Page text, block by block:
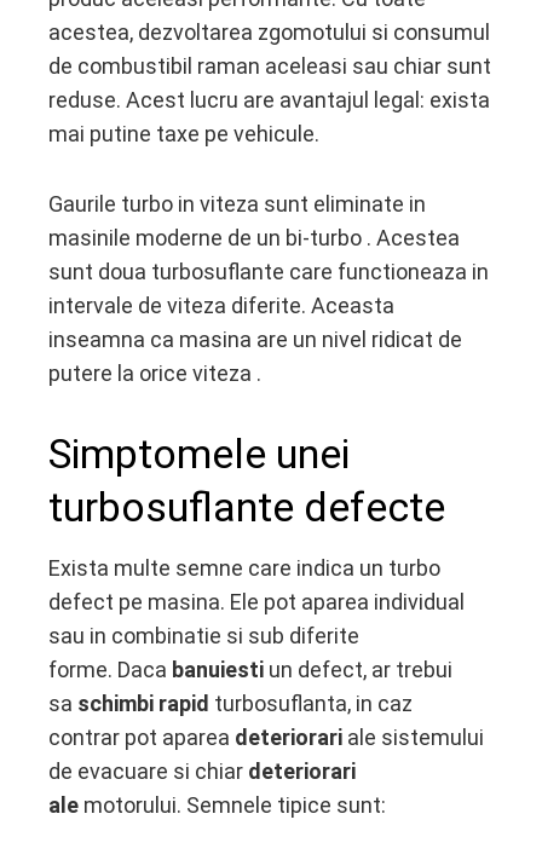
acestea, dezvoltarea zgomotului si consumul
de combustibil raman aceleasi sau chiar sunt
reduse. Acest lucru are avantajul legal: exista
mai putine taxe pe vehicule.
Gaurile turbo in viteza sunt eliminate in
masinile moderne de un bi-turbo . Acestea
sunt doua turbosuflante care functioneaza in
intervale de viteza diferite. Aceasta
inseamna ca masina are un nivel ridicat de
putere la orice viteza .
Simptomele unei
turbosuflante defecte
Exista multe semne care indica un turbo
defect pe masina. Ele pot aparea individual
sau in combinatie si sub diferite
forme. Daca banuiesti un defect, ar trebui
sa schimbi rapid turbosuflanta, in caz
contrar pot aparea deteriorari ale sistemului
de evacuare si chiar deteriorari
ale motorului. Semnele tipice sunt: